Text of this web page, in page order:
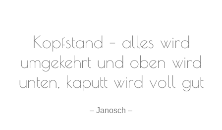
Kopfstand – alles wird
umgekehrt und oben wird
unten, kaputt wird voll gut
– Janosch –